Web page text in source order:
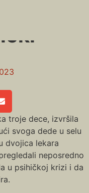
troje dece, izvršila
svoga dede u selu
dvojica lekara
neposredno
u psihičkoj krizi i da